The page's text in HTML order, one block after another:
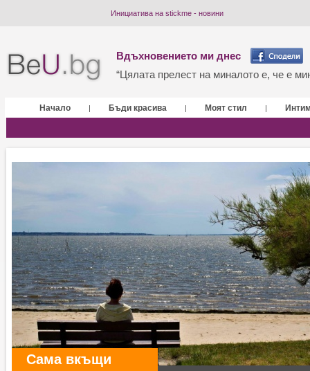
Инициатива на stickme - новини
Вдъхновението ми днес
“Цялата прелест на миналото е, че е
Начало | Бъди красива | Моят стил |
Сама вкъщи